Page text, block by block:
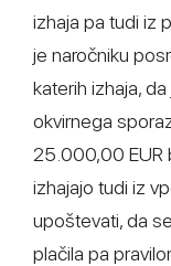
izhaja pa tudi iz
je naročniku
katerih izhaja,
okvirnega
25.000,00 EUR
izhajajo tudi iz
upoštevati, da
plačila pa